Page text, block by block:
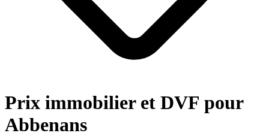
Prix immobilier et DVF pour
Abbenans